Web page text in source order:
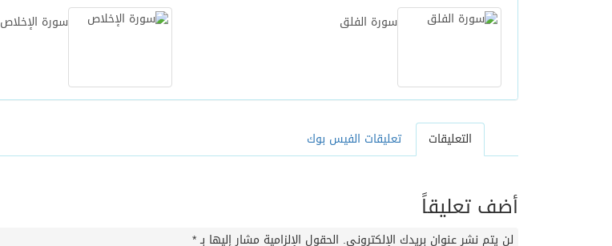
سورة الإخلاص سورة الفلق
التعليقات تعليقات الفيس بوك
أضف تعليقاً
لن يتم نشر عنوان بريدك الإلكتروني. الحقول الإلزامية مشار إليها بـ*